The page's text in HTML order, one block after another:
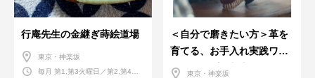
行庵先生の金継ぎ蒔絵道場
東京・神楽坂
毎月 第1,第3火曜日／第2,第4火
＜自分で磨きたい方＞革を
育てる、お手入れ実践ワー
クショップ。基本編！
東京・神楽坂